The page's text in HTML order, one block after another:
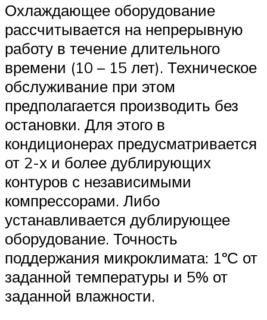
Охлаждающее оборудование
рассчитывается на непрерывную
работу в течение длительного
времени (10 – 15 лет). Техническое
обслуживание при этом
предполагается производить без
остановки. Для этого в
кондиционерах предусматривается
от 2-х и более дублирующих
контуров с независимыми
компрессорами. Либо
устанавливается дублирующее
оборудование. Точность
поддержания микроклимата: 1ºС от
заданной температуры и 5% от
заданной влажности.